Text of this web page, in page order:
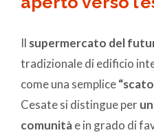
Il supermercato del
tradizionale di edificio
come una semplice
Cesate si distingue per
comunitàe in grado di